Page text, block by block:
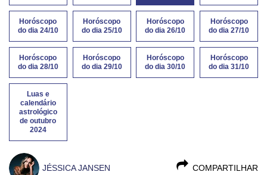
Horóscopo
do dia 24/10
Horóscopo
do dia 25/10
Horóscopo
do dia 26/10
Horóscopo
do dia 27/10
Horóscopo
do dia 28/10
Horóscopo
do dia 29/10
Horóscopo
do dia 30/10
Horóscopo
do dia 31/10
Luas e
calendário
astrológico
de outubro
2024
COMPARTILHAR
JÉSSICA JANSEN